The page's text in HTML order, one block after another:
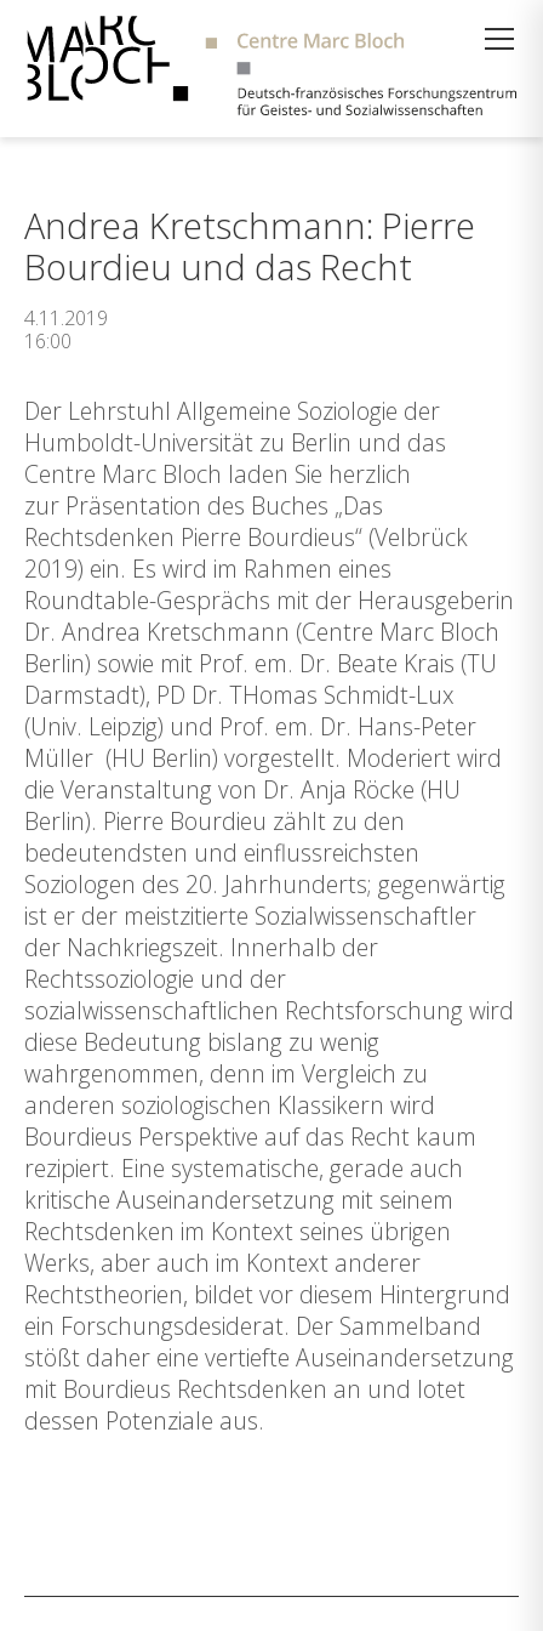
Andrea Kretschmann: Pierre
Bourdieu und das Recht
4.11.2019
16:00
Der Lehrstuhl Allgemeine Soziologie der
Humboldt-Universität zu Berlin und das
Centre Marc Bloch laden Sie herzlich
zur Präsentation des Buches „Das
Rechtsdenken Pierre Bourdieus“ (Velbrück
2019) ein. Es wird im Rahmen eines
Roundtable-Gesprächs mit der Herausgeberin
Dr. Andrea Kretschmann (Centre Marc Bloch
Berlin) sowie mit Prof. em. Dr. Beate Krais (TU
Darmstadt), PD Dr. THomas Schmidt-Lux
(Univ. Leipzig) und Prof. em. Dr. Hans-Peter
Müller (HU Berlin) vorgestellt. Moderiert wird
die Veranstaltung von Dr. Anja Röcke (HU
Berlin). Pierre Bourdieu zählt zu den
bedeutendsten und einflussreichsten
Soziologen des 20. Jahrhunderts; gegenwärtig
ist er der meistzitierte Sozialwissenschaftler
der Nachkriegszeit. Innerhalb der
Rechtssoziologie und der
sozialwissenschaftlichen Rechtsforschung wird
diese Bedeutung bislang zu wenig
wahrgenommen, denn im Vergleich zu
anderen soziologischen Klassikern wird
Bourdieus Perspektive auf das Recht kaum
rezipiert. Eine systematische, gerade auch
kritische Auseinandersetzung mit seinem
Rechtsdenken im Kontext seines übrigen
Werks, aber auch im Kontext anderer
Rechtstheorien, bildet vor diesem Hintergrund
ein Forschungsdesiderat. Der Sammelband
stößt daher eine vertiefte Auseinandersetzung
mit Bourdieus Rechtsdenken an und lotet
dessen Potenziale aus.